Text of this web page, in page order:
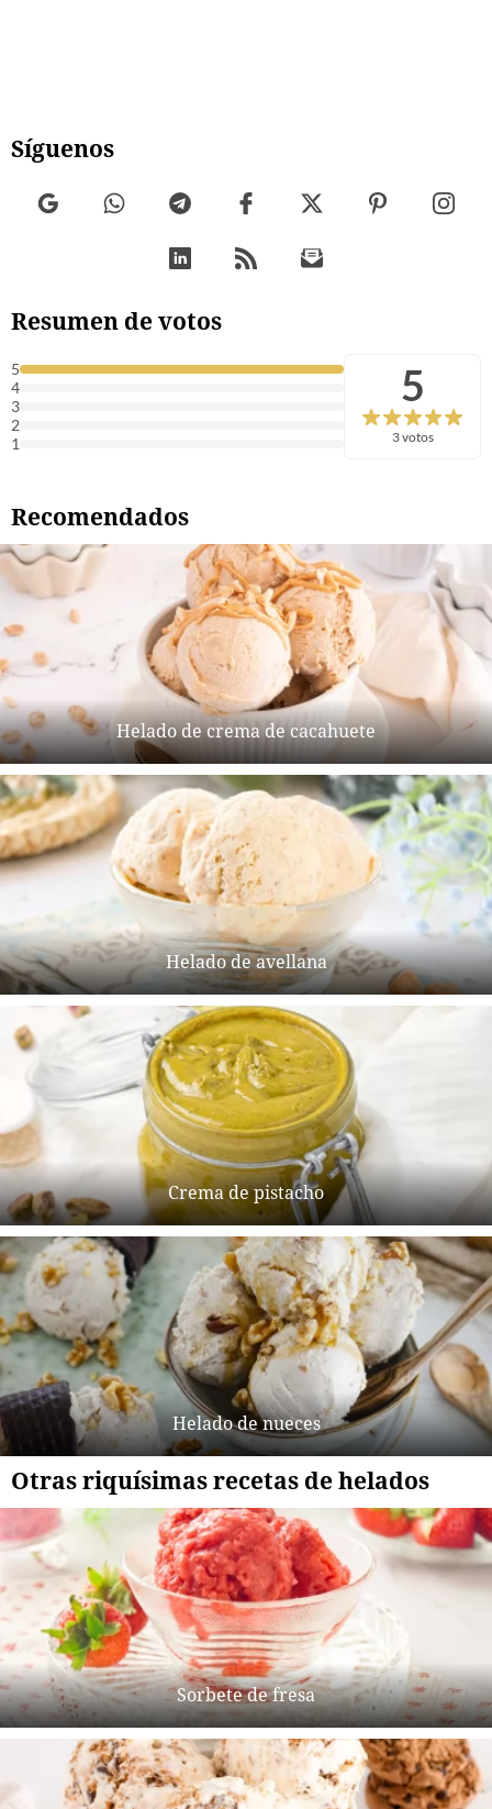
Síguenos
Resumen de votos
5
4
3
2
1
5
3 votos
Recomendados
Helado de crema de cacahuete
Helado de avellana
Crema de pistacho
Helado de nueces
Otras riquísimas recetas de helados
Sorbete de fresa